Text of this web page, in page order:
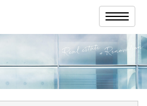
ナ
ビ
ゲ
シ
ョ
ン